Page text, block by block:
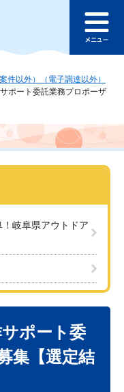
ュ
件以外）（電子調達以外）
ポート委託業務プロポーザ
岐阜県アウトドア
ポート委
集【選定結